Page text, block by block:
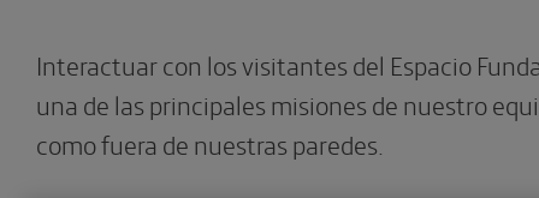
Interactuar con los visitantes del Espacio
una de las principales misiones de nuestro
como fuera de nuestras paredes.